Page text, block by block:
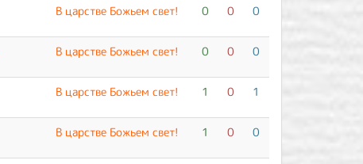
В царстве Божьем свет! 0 0 0
В царстве Божьем свет! 0 0 0
В царстве Божьем свет! 1 0 1
В царстве Божьем свет! 1 0 0